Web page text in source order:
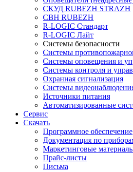
СКУД RUBEZH STRAZH
СВН RUBEZH
R-LOGIC Стандарт
R-LOGIC Лайт
Системы безопасности
Системы
Системы оповещения и
Системы контроля и
Охранная сигнализация
Системы
Источники питания
Автоматизированные
Сервис
Скачать
Программное обеспечение
Документация по
Маркетинговые
Прайс-листы
Письма